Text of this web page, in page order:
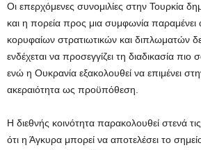
Οι επερχόμενες συνομιλίες στην Τουρκία
και η πορεία προς μια συμφωνία
κορυφαίων στρατιωτικών και διπλωματών
ενδέχεται να προσεγγίζει τη διαδικασία
ενώ η Ουκρανία εξακολουθεί να επιμένει
ακεραιότητα ως προϋπόθεση.
Η διεθνής κοινότητα παρακολουθεί στενά τις
ότι η Άγκυρα μπορεί να αποτελέσει το